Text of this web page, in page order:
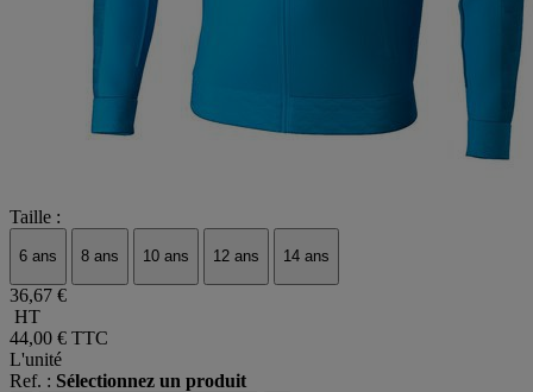
Taille :
6 ans 8 ans 10 ans 12 ans 14 ans
36,67 €
HT
44,00 € TTC
L'unité
Ref. : Sélectionnez un produit